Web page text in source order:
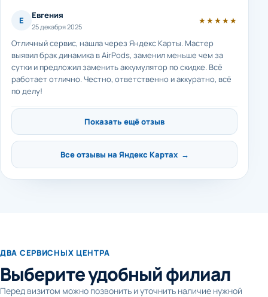
Е Евгения
25 декабря 2025
★★★★★
Отличный сервис, нашла через Яндекс Карты. Мастер
выявил брак динамика в AirPods, заменил меньше чем за
сутки и предложил заменить аккумулятор по скидке. Всё
работает отлично. Честно, ответственно и аккуратно, всё
по делу!
Показать ещё отзыв
Все отзывы на Яндекс Картах →
ДВА СЕРВИСНЫХ ЦЕНТРА
Выберите удобный филиал
Перед визитом можно позвонить и уточнить наличие нужной